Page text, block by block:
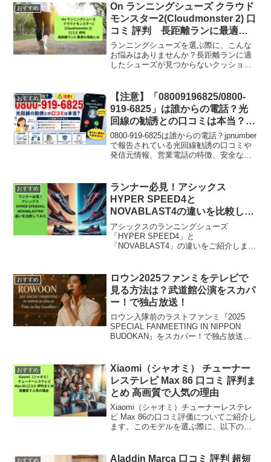
おすすめ
On ランニングシューズ クラウド
モンスター2(Cloudmonster 2) 口
コミ 評判 長距離ランに最適な
理由とは
ランニングシューズを選ぶ際に、こんな
お悩みはありませんか？長距離ランに適
したシューズが見つからないクッション
ューズが欲しいこの記事では、このよう
なお悩みや疑問を解決していきます。ク
ラウドモンスター2の主な口コミは「驚く
ほど軽く、長時間のランニングでも疲れ
にくい」「クッション性が抜群で、足へ
の衝撃が少ない」「デザインがおしゃれ
で、普段使いにもぴったり」 といったも
のでした。クラウドモンスター2の口コミ
おすすめ
【注意】「08009196825/0800-
919-6825」は誰からの電話？光
回線の勧誘との口コミは本当？発
信元や対処法を徹底解説
0800-919-6825は誰からの電話？jpnumber
で報告されている光回線勧誘の口コミや
発信元情報、営業電話の特徴、安全な対
おすすめ
ランナー必見！アシックス
HYPER SPEED4と
NOVABLAST4の違いを比較して
みた
アシックスのランニングシューズ
「HYPER SPEED4」と
「NOVABLAST4」の違いをご紹介しま
もおすすめです。一方、NOVABLAST4は
クッション性が高く、長距離やマラソン
に適したシューズです。これから主な違
いをいくつか挙げます。
おすすめ
ロウン2025ファンミをテレビで
見る方法は？武道館公演をスカパ
ー！で独占放送！
ロウン入隊前のラストファンミ『2025
SPECIAL FANMEETING IN NIPPON
BUDOKAN』をスカパー！で独占放送！
やすく解説します。
おすすめ
Xiaomi（シャオミ） チューナー
レステレビ Max 86 口コミ 評判ま
とめ 高画質で人気の理由
Xiaomi（シャオミ）チューナーレステレ
ビ Max 86の口コミ評価についてご紹介し
ます。このモデルを選ぶ際に、以下のよ
画質か？86V型という大画面サイズが部
おすすめ
Aladdin Marca 口コミ 評判 超短